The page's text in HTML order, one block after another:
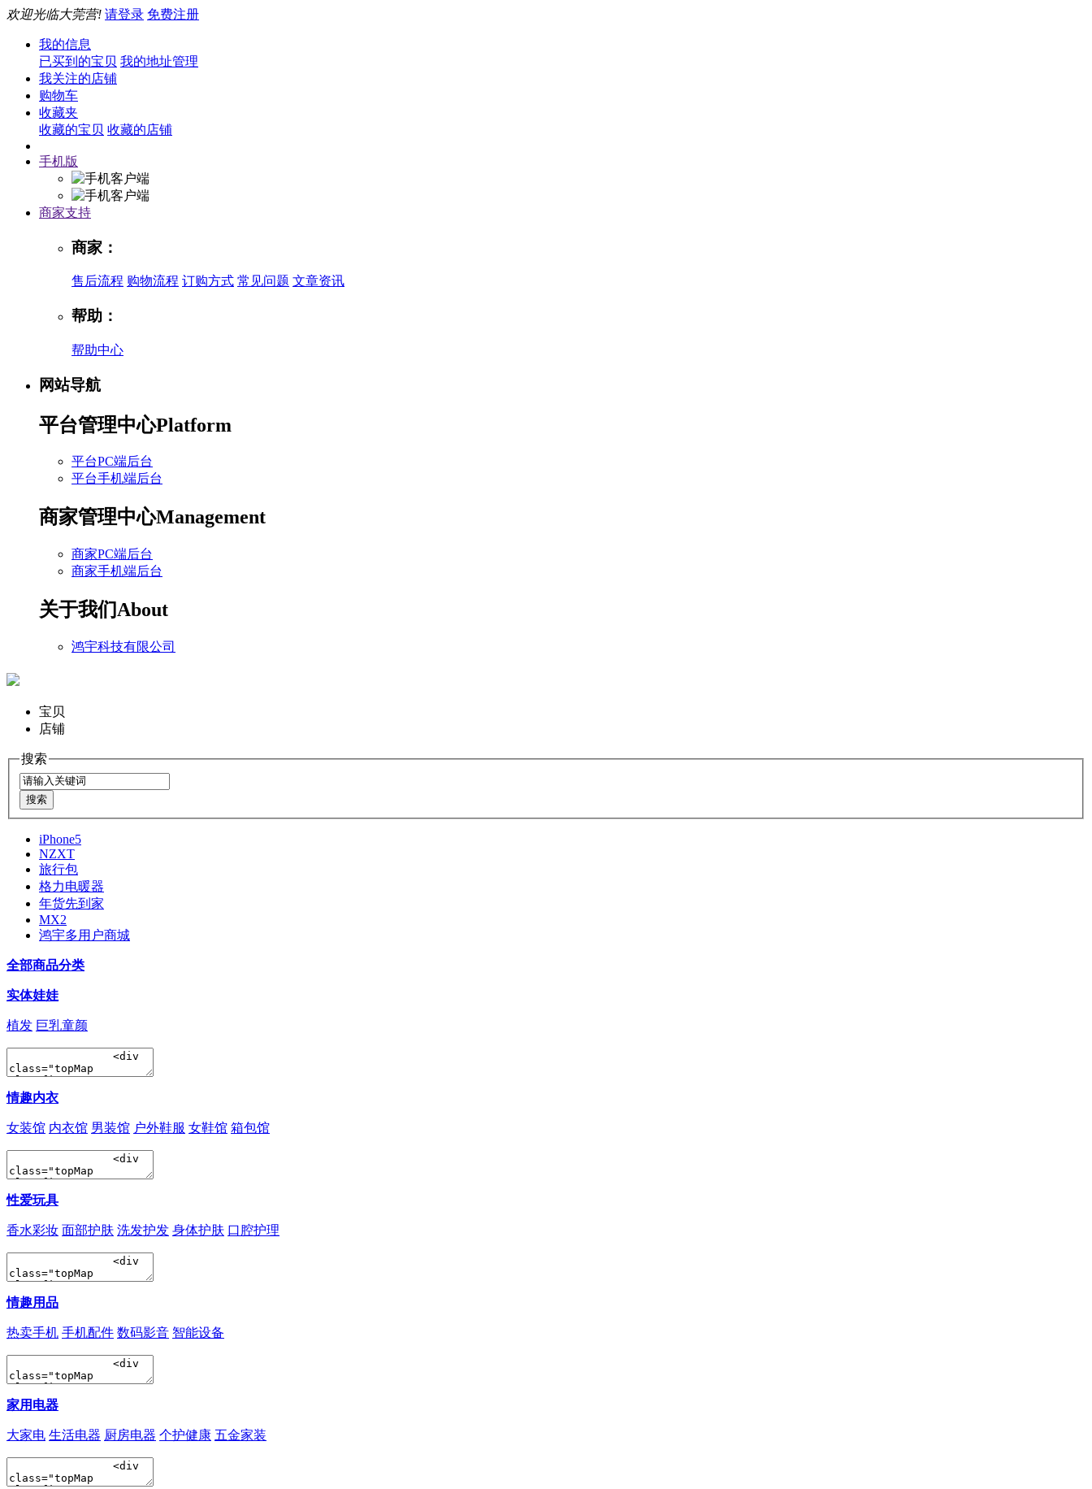
欢迎光临大莞营! 请登录 免费注册
我的信息
已买到的宝贝 我的地址管理
我关注的店铺
购物车
收藏夹
收藏的宝贝 收藏的店铺
手机版
商家支持
商家：
售后流程 购物流程 订购方式 常见问题 文章资讯
帮助：
帮助中心
网站导航
平台管理中心Platform
平台PC端后台
平台手机端后台
商家管理中心Management
商家PC端后台
商家手机端后台
关于我们About
鸿宇科技有限公司
宝贝
店铺
搜索
iPhone5
NZXT
旅行包
格力电暖器
年货先到家
MX2
鸿宇多用户商城
全部商品分类
实体娃娃
植发 巨乳童颜
情趣内衣
女装馆 内衣馆 男装馆 户外鞋服 女鞋馆 箱包馆
性爱玩具
香水彩妆 面部护肤 洗发护发 身体护肤 口腔护理
情趣用品
热卖手机 手机配件 数码影音 智能设备
家用电器
大家电 生活电器 厨房电器 个护健康 五金家装